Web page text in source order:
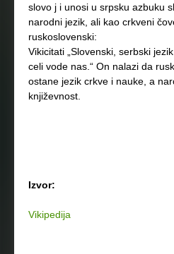
slovo j i unosi u srpsku azbuku
narodni jezik, ali kao crkveni
ruskoslovenski:
Vikicitati „Slovenski, serbski
celi vode nas.“ On nalazi da
ostane jezik crkve i nauke, a
književnost.
Izvor:
Vikipedija